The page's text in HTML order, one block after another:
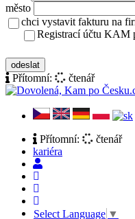
město
chci vystavit fakturu na
Registrací účtu KAM
odeslat
Přítomní:
čtenář
Přítomní:
čtenář
kariéra
Select Language ▼